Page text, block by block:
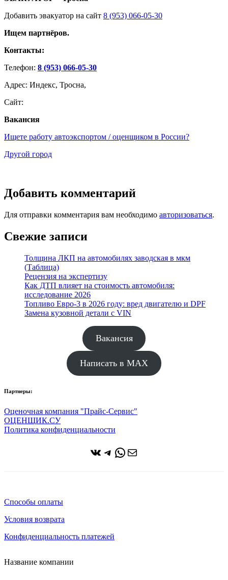
Добавить эвакуатор на сайт 8 (953) 066-05-30
Ищем партнёров.
Контакты:
Телефон: 8 (953) 066-05-30
Адрес: Индекс, Тросна,
Сайт:
Вакансия
Ищете работу автоэкспортом / оценщиком в России?
Другой город
Добавить комментарий
Для отправки комментария вам необходимо авторизоваться.
Свежие записи
Толщина ЛКП на автомобилях заводская в мкм
(Таблица)
Рецензия на экспертизу
Как ДТП влияет на стоимость автомобиля:
исследование 2026
Топливо Евро-3 в 2026 году: вред двигателю и DPF
Замена кузовной детали с VIN
Вакансия
Написать в MAX
Партнеры:
Оценочная компания "Прайс-Сервис"
ОЦЕНЩИК.СУ
Политика конфиденциальности
ВКонтакте
Telegram
WhatsApp
Почта
Способы оплаты
Условия возврата
Конфиденциальность платежей
Название компании